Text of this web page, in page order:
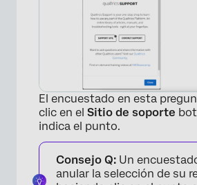
El encuestado en esta
clic en el Sitio de soporte
indica el punto.
Consejo Q: Un
anular la selección de su